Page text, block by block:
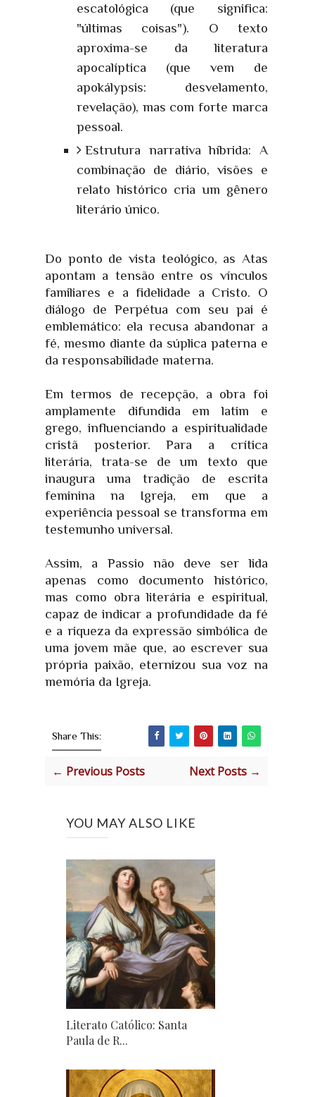
escatológica (que significa:
"últimas coisas"). O texto
aproxima-se da literatura
apocalíptica (que vem de
apokálypsis: desvelamento,
revelação), mas com forte marca
pessoal.
Estrutura narrativa híbrida: A
combinação de diário, visões e
relato histórico cria um gênero
literário único.
Do ponto de vista teológico, as Atas
apontam a tensão entre os vínculos
familiares e a fidelidade a Cristo. O
diálogo de Perpétua com seu pai é
emblemático: ela recusa abandonar a
fé, mesmo diante da súplica paterna e
da responsabilidade materna.
Em termos de recepção, a obra foi
amplamente difundida em latim e
grego, influenciando a espiritualidade
cristã posterior. Para a crítica
literária, trata-se de um texto que
inaugura uma tradição de escrita
feminina na Igreja, em que a
experiência pessoal se transforma em
testemunho universal.
Assim, a Passio não deve ser lida
apenas como documento histórico,
mas como obra literária e espiritual,
capaz de indicar a profundidade da fé
e a riqueza da expressão simbólica de
uma jovem mãe que, ao escrever sua
própria paixão, eternizou sua voz na
memória da Igreja.
Share This:
← Previous Posts Next Posts →
YOU MAY ALSO LIKE
Literato Católico: Santa
Paula de R...